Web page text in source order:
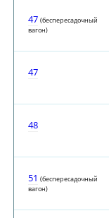
47 (беспересадочный
вагон)
47
48
51 (беспересадочный
вагон)